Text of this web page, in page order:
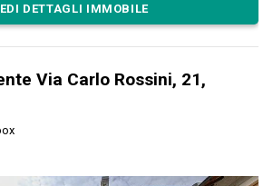
DETTAGLI IMMOBILE
Via Carlo Rossini, 21,